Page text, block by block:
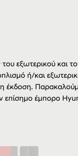
εξωτερικού και
ή/και
έκδοση.
επίσημο έμπορο